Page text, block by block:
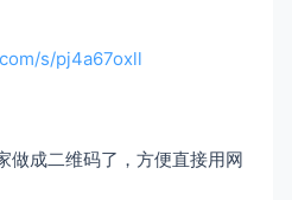
s/pj4a67oxll
做成二维码了，方便直接用网